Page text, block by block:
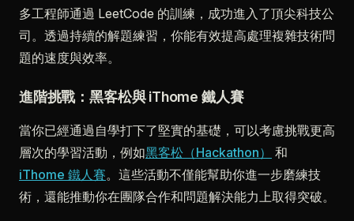
多工程師通過 LeetCode 的訓練，成功進入了頂尖科技公
司。透過持續的解題練習，你能有效提高處理複雜技術問
題的速度與效率。
進階挑戰：黑客松與 iThome 鐵人賽
當你已經通過自學打下了堅實的基礎，可以考慮挑戰更高
層次的學習活動，例如黑客松（Hackathon）
和
iThome 鐵人賽。這些活動不僅能幫助你進一步磨練技
術，還能推動你在團隊合作和問題解決能力上取得突破。